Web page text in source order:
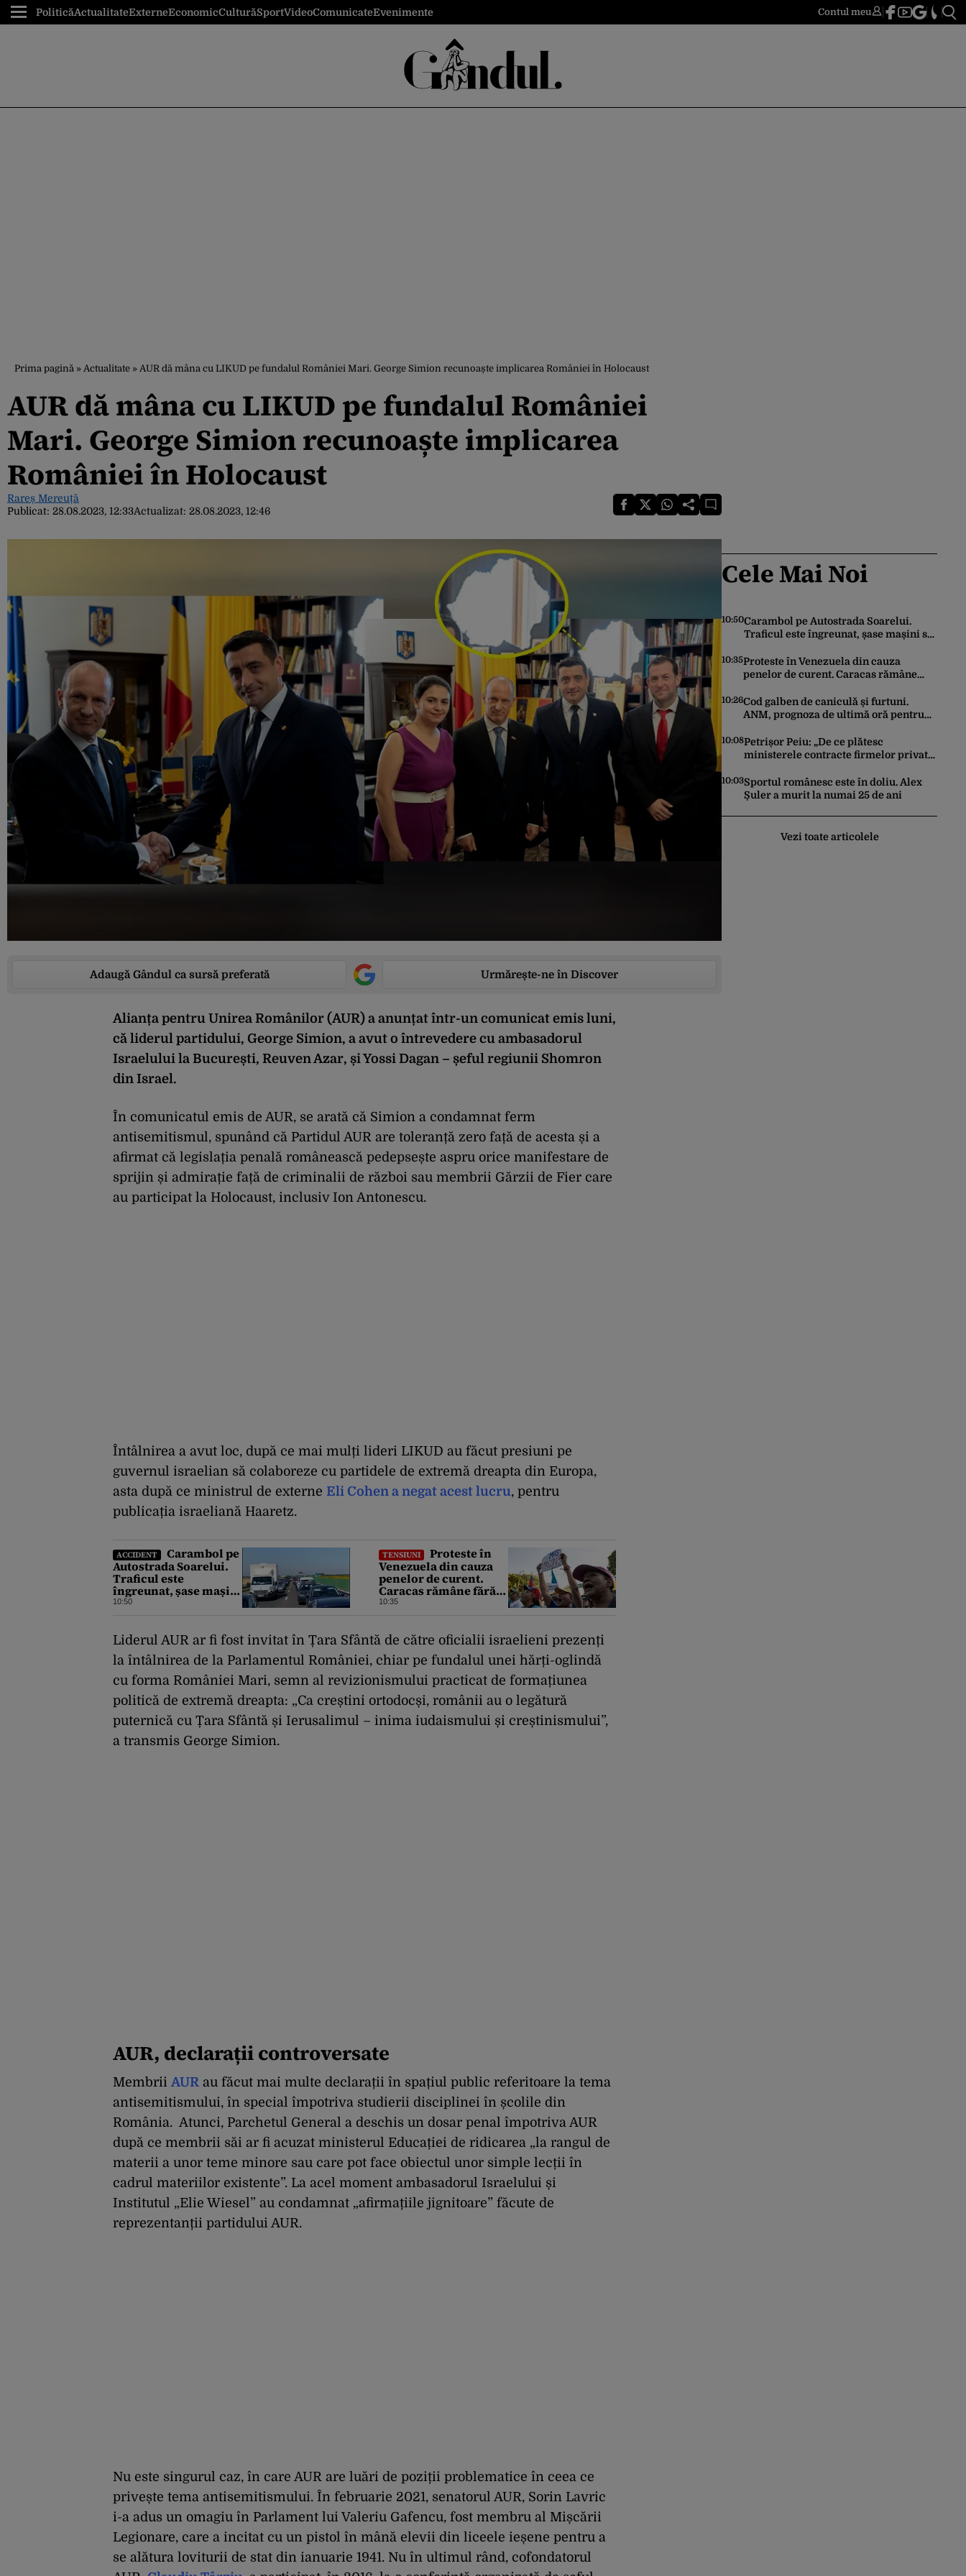
PoliticăActualitateExterneEconomicCulturăSportVideoComunicateEvenimente Contul meu
Prima pagină » Actualitate » AUR dă mâna cu LIKUD pe fundalul României Mari. George Simion recunoaște implicarea României în Holocaust
AUR dă mâna cu LIKUD pe fundalul României
Mari. George Simion recunoaște implicarea
României în Holocaust
Rareș Mereuță
Publicat: 28.08.2023, 12:33Actualizat: 28.08.2023, 12:46
Adaugă Gândul ca sursă preferată Urmărește-ne în Discover
Alianța pentru Unirea Românilor (AUR) a anunțat într-un comunicat emis luni,
că liderul partidului, George Simion, a avut o întrevedere cu ambasadorul
Israelului la București, Reuven Azar, și Yossi Dagan – șeful regiunii Shomron
din Israel.
În comunicatul emis de AUR, se arată că Simion a condamnat ferm
antisemitismul, spunând că Partidul AUR are toleranță zero față de acesta și a
afirmat că legislația penală românească pedepsește aspru orice manifestare de
sprijin și admirație față de criminalii de război sau membrii Gărzii de Fier care
au participat la Holocaust, inclusiv Ion Antonescu.
Întâlnirea a avut loc, după ce mai mulți lideri LIKUD au făcut presiuni pe
guvernul israelian să colaboreze cu partidele de extremă dreapta din Europa,
asta după ce ministrul de externe Eli Cohen a negat acest lucru, pentru
publicația israeliană Haaretz.
ACCIDENT
Carambol pe
Autostrada Soarelui.
Traficul este
îngreunat, șase mașini
s-au ciocnit
10:50
TENSIUNI
Proteste în
Venezuela din cauza
penelor de curent.
Caracas rămâne fără
electricitate, după ce
10:35
Liderul AUR ar fi fost invitat în Țara Sfântă de către oficialii israelieni prezenți
la întâlnirea de la Parlamentul României, chiar pe fundalul unei hărți-oglindă
cu forma României Mari, semn al revizionismului practicat de formațiunea
politică de extremă dreapta: „Ca creștini ortodocși, românii au o legătură
puternică cu Țara Sfântă și Ierusalimul – inima iudaismului și creștinismului”,
a transmis George Simion.
AUR, declarații controversate
MembriiAUR au făcut mai multe declarații în spațiul public referitoare la tema
antisemitismului, în special împotriva studierii disciplinei în școlile din
România. Atunci, Parchetul General a deschis un dosar penal împotriva AUR
după ce membrii săi ar fi acuzat ministerul Educației de ridicarea „la rangul de
materii a unor teme minore sau care pot face obiectul unor simple lecții în
cadrul materiilor existente”. La acel moment ambasadorul Israelului și
Institutul „Elie Wiesel” au condamnat „afirmațiile jignitoare” făcute de
reprezentanții partidului AUR.
Nu este singurul caz, în care AUR are luări de poziții problematice în ceea ce
privește tema antisemitismului. În februarie 2021, senatorul AUR, Sorin Lavric
i-a adus un omagiu în Parlament lui Valeriu Gafencu, fost membru al Mișcării
Legionare, care a incitat cu un pistol în mână elevii din liceele ieșene pentru a
se alătura loviturii de stat din ianuarie 1941. Nu în ultimul rând, cofondatorul
Cele Mai Noi
10:50Carambol pe Autostrada Soarelui.
Traficul este îngreunat, șase mașini s-
10:35Proteste în Venezuela din cauza
penelor de curent. Caracas rămâne
promis modernizarea rețelei
10:26Cod galben de caniculă și furtuni.
ANM, prognoza de ultimă oră pentru
10:08Petrișor Peiu: „De ce plătesc
ministerele contracte firmelor private
reprezintă îndatorirea angajaților din
minister?”
10:03Sportul românesc este în doliu. Alex
Șuler a murit la numai 25 de ani
Vezi toate articolele